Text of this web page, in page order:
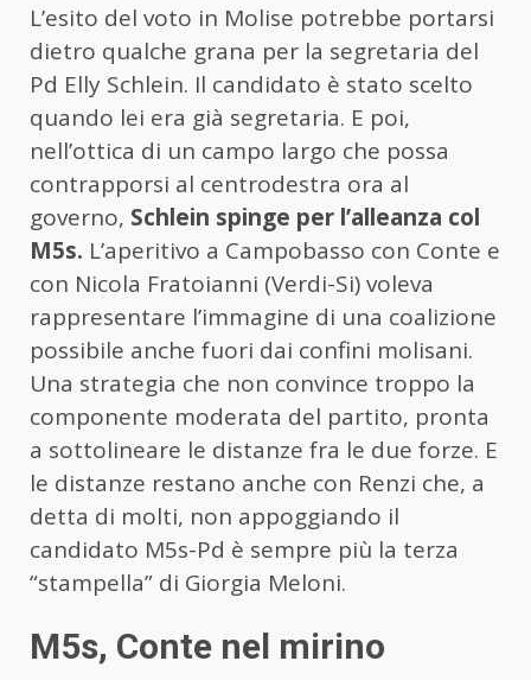
L’esito del voto in Molise potrebbe portarsi
dietro qualche grana per la segretaria del
Pd Elly Schlein. Il candidato è stato scelto
quando lei era già segretaria. E poi,
nell’ottica di un campo largo che possa
contrapporsi al centrodestra ora al
governo, Schlein spinge per l’alleanza col
M5s. L’aperitivo a Campobasso con Conte e
con Nicola Fratoianni (Verdi-Si) voleva
rappresentare l’immagine di una coalizione
possibile anche fuori dai confini molisani.
Una strategia che non convince troppo la
componente moderata del partito, pronta
a sottolineare le distanze fra le due forze. E
le distanze restano anche con Renzi che, a
detta di molti, non appoggiando il
candidato M5s-Pd è sempre più la terza
“stampella” di Giorgia Meloni.
M5s, Conte nel mirino